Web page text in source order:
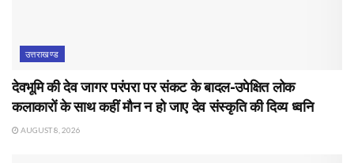
उत्तराखण्ड
देवभूमि की देव जागर परंपरा पर संकट के बादल-उपेक्षित लोक
कलाकारों के साथ कहीं मौन न हो जाए देव संस्कृति की दिव्य ध्वनि
AUGUST 8, 2026